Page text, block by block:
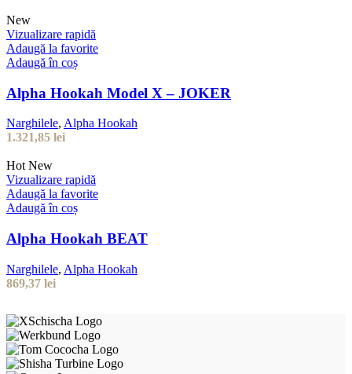
New
Vizualizare rapidă
Adaugă la favorite
Adaugă în coș
Alpha Hookah Model X – JOKER
Narghilele, Alpha Hookah
1.321,85 lei
Hot New
Vizualizare rapidă
Adaugă la favorite
Adaugă în coș
Alpha Hookah BEAT
Narghilele, Alpha Hookah
869,37 lei